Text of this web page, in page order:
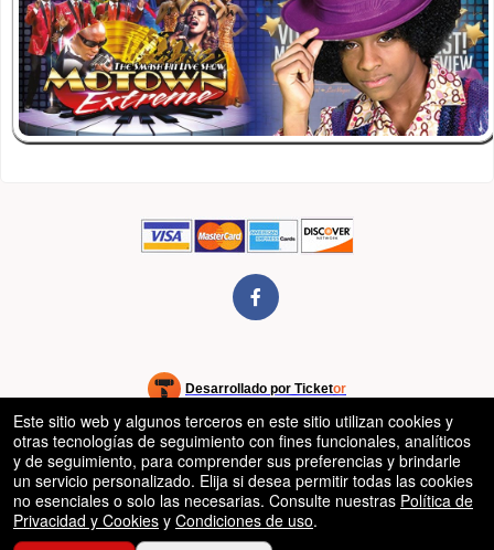
Desarrollado por Ticketor
Sistema de venta de entradas y taquilla de Ticketor
Software de venta de entradas y taquilla para recintos, teatros y
estadios
© Todos los Derechos Reservados.
50.28.84.148
Condiciones de uso
Este sitio web y algunos terceros en este sitio utilizan cookies y
otras tecnologías de seguimiento con fines funcionales, analíticos
y de seguimiento, para comprender sus preferencias y brindarle
un servicio personalizado. Elija si desea permitir todas las cookies
no esenciales o solo las necesarias. Consulte nuestras Política de
Privacidad y Cookies y Condiciones de uso.